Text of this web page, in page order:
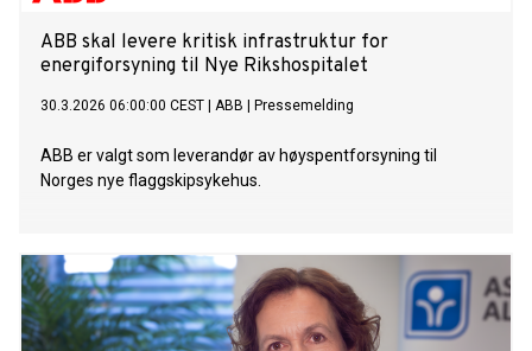
ABB skal levere kritisk infrastruktur for
energiforsyning til Nye Rikshospitalet
30.3.2026 06:00:00 CEST ABB Pressemelding
ABB er valgt som leverandør av høyspentforsyning til
Norges nye flaggskipsykehus.